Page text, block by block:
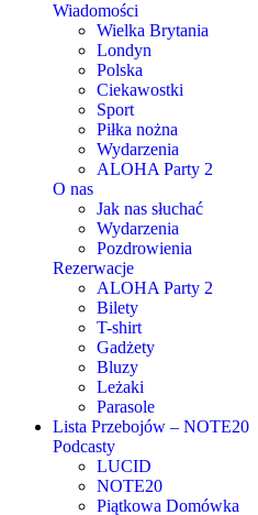
Wiadomości
Wielka Brytania
Londyn
Polska
Ciekawostki
Sport
Piłka nożna
Wydarzenia
ALOHA Party 2
O nas
Jak nas słuchać
Wydarzenia
Pozdrowienia
Rezerwacje
ALOHA Party 2
Bilety
T-shirt
Gadżety
Bluzy
Leżaki
Parasole
Lista Przebojów – NOTE20
Podcasty
LUCID
NOTE20
Piątkowa Domówka